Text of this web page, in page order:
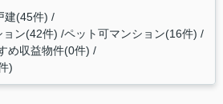
建(45件)
ョン(42件) ペット可マンション(16件)
め収益物件(0件)
)